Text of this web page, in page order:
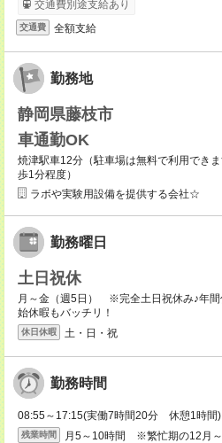
交通費別途支給あり
交通費 全額支給
勤務地
静岡県藤枝市
車通勤OK
焼津駅車12分（駐車場は無料で利用でき
歩1分程度）
ラボや実験用設備を提供する会社☆
勤務曜日
土日祝休
月～金（週5日） ※完全土日祝休み♪年間
始休暇もバッチリ！
休日休暇 土・日・祝
勤務時間
08:55～17:15(実働7時間20分 休憩1時間)
残業時間 月5～10時間 ※繁忙期の12月